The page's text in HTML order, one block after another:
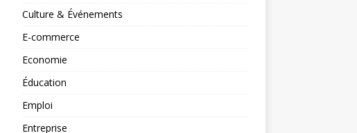
Culture & Événements
E-commerce
Economie
Éducation
Emploi
Entreprise